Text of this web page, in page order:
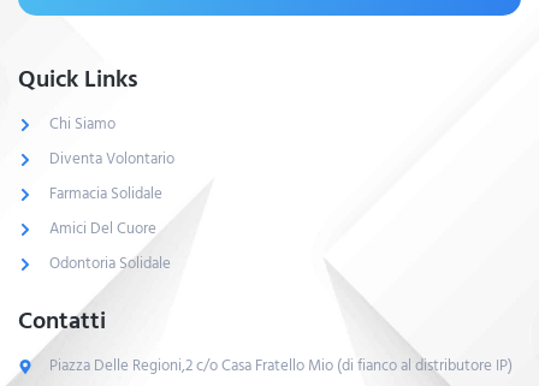
Quick Links
Chi Siamo
Diventa Volontario
Farmacia Solidale
Amici Del Cuore
Odontoria Solidale
Contatti
Piazza Delle Regioni,2 c/o Casa Fratello Mio (di fianco al distributore IP)